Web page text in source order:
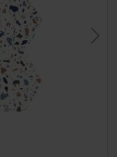
Next